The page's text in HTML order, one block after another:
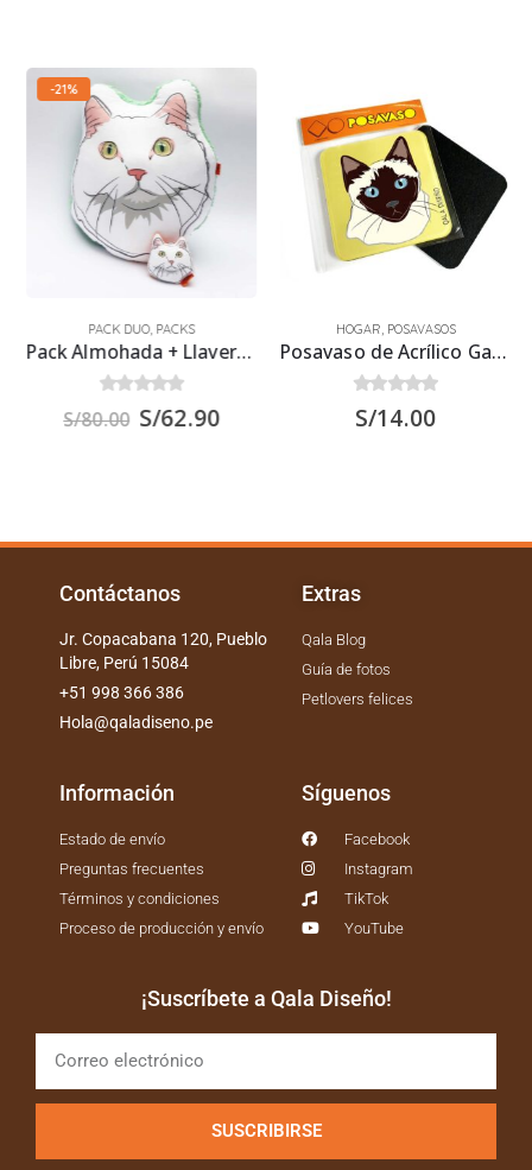
-21%
PACK DUO, PACKS
Pack Almohada + Llavero de tela – Gato Blanco
out of 5
S/80.00 S/62.90
HOGAR, POSAVASOS
Posavaso de Acrílico Gato Siamés 9.5×9.5 cms.
0out of 5
S/14.00
Contáctanos
Jr. Copacabana 120, Pueblo
Libre, Perú 15084
+51 998 366 386
Hola@qaladiseno.pe
Extras
Qala Blog
Guía de fotos
Petlovers felices
Información
Estado de envío
Preguntas frecuentes
Términos y condiciones
Proceso de producción y envío
Síguenos
Facebook
Instagram
TikTok
YouTube
¡Suscríbete a Qala Diseño!
SUSCRIBIRSE